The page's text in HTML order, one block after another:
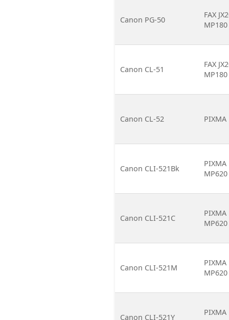
Canon PG-50
FAX
Canon CL-51
FAX
Canon CL-52
Canon CLI-521Bk
Canon CLI-521C
Canon CLI-521M
Canon CLI-521Y